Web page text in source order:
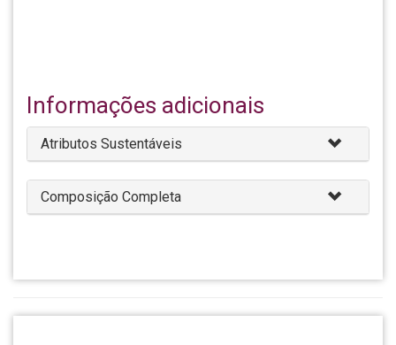
Informações adicionais
Atributos Sustentáveis
Composição Completa